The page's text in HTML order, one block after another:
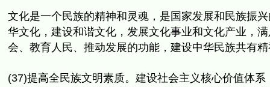
文化是一个民族的精神和灵魂，是国家发展和民族振
华文化， 建设和谐文化，发展文化事业和文化产业，
会、 教育人民、推动发展的功能，建设中华民族共有
(37)提高全民族文明素质。建设社会主义核心价值体系